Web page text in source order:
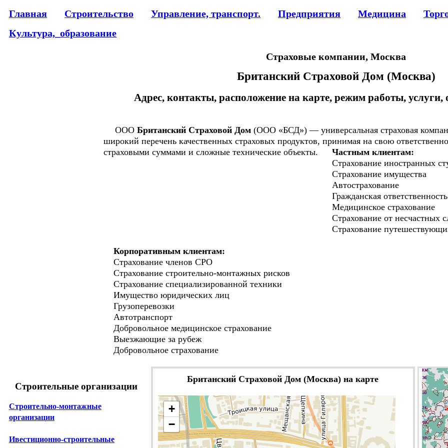
Главная Строительство Управление, транспорт. Предприятия Медицина
Культура,_образование
Страховые компании, Москва
Британский Страховой Дом (Москва)
Адрес, контакты, расположение на карте, режим работы,
ОООБританский Страховой Дом (ООО «БСД») — универсальная страховая
широкий перечень качественных страховых продуктов, принимая на свою
страховыми суммами и сложные технические объекты.
Частным клиентам:
Страхование иностранных
Страхование имущества
Автострахование
Гражданская ответственность
Медицинское страхование
Страхование от несчастных
Страхование
Корпоративным клиентам:
Страхование членов СРО
Страхование строительно-монтажных рисков
Страхование специализированной техники
Имущество юридических лиц
Грузоперевозки
Автотранспорт
Добровольное медицинское страхование
Выезжающие за рубеж
Добровольное страхование
Строительные организации
Строительно-монтажные
организации
Ивестиционно-строительные
Британский Страховой Дом (Москва) на карте
+
−